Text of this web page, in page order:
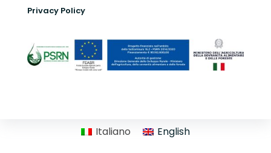
Privacy Policy
Italiano English